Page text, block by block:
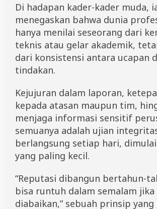
Di hadapan kader-kader muda,
menegaskan bahwa dunia
hanya menilai seseorang dari
teknis atau gelar akademik,
dari konsistensi antara ucapan
tindakan.
Kejujuran dalam laporan,
kepada atasan maupun tim,
menjaga informasi sensitif
semuanya adalah ujian
berlangsung setiap hari,
yang paling kecil.
“Reputasi dibangun bertahun-
bisa runtuh dalam semalam
diabaikan,” sebuah prinsip